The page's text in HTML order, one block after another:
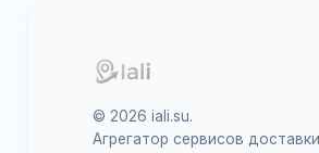
© 2026 iali.su.
Агрегатор сервисов